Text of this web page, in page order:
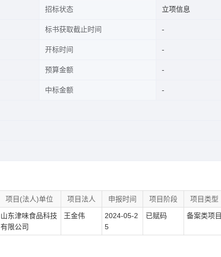
招标状态 立项信息
标书获取截止时间
开标时间
预算金额
中标金额
项目(法人)单位 项目法人 申报时间 项目阶段 项目类型
山东津味食品科技
有限公司
王金伟
2024-05-2
5
已赋码 备案类项目